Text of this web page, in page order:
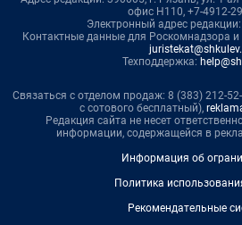
офис Н110, +7-4912-
Электронный адрес редакции:
Контактные данные для Роскомнадзора и
Техподдержка:
Связаться с отделом продаж: 8 (383) 212-
с сотового бесплатный),
Редакция сайта не несет
информации, содержащейся в
Информация об
Политика
Рекомендательные